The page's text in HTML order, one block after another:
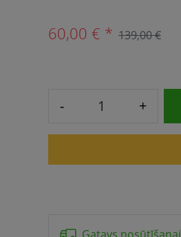
60,00 € * 139,00 €
- +